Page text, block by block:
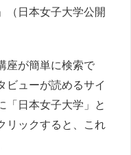
（日本女子大学公開
座が簡単に検索で
ビューが読めるサイ
「日本女子大学」と
リックすると、これ